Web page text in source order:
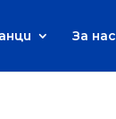
За нас